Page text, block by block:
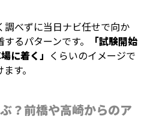
調べずに当日ナビ任せで向か
るパターンです。
「試験開始
に着く」 くらいのイメージで
す。
？前橋や高崎からのア